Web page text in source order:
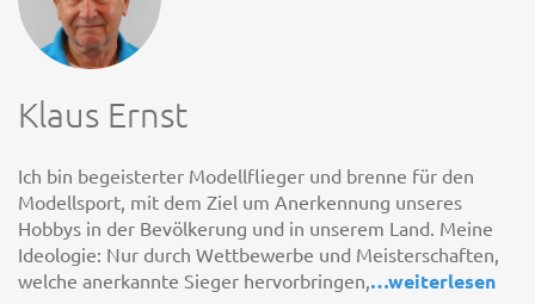
Klaus Ernst
Ich bin begeisterter Modellflieger und brenne für den
Modellsport, mit dem Ziel um Anerkennung unseres
Hobbys in der Bevölkerung und in unserem Land. Meine
Ideologie: Nur durch Wettbewerbe und Meisterschaften,
welche anerkannte Sieger hervorbringen, …weiterlesen